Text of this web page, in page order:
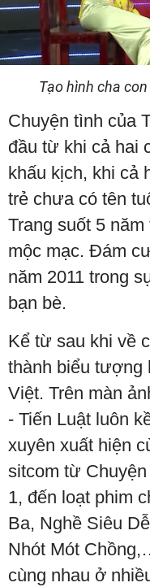
Tạo hình cha
Chuyện tình của
đầu từ khi cả hai
khấu kịch, khi cả
trẻ chưa có tên
Trang suốt 5
mộc mạc. Đám
năm 2011 trong
bạn bè.
Kể từ sau khi về
thành biểu tượng
Việt. Trên màn
- Tiến Luật luôn
xuyên xuất hiện
sitcom từ
1, đến loạt phim
Ba, Nghề Siêu
Nhót Mót
cùng nhau ở